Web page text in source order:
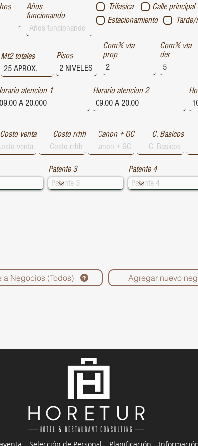
Años
funcionando
Trifasica Calle principal
Estacionamiento
Mt2 totales Pisos
Com% vta
prop
Com% vta
der
atencion 1 Horario atencion 2
Costo venta Costo rrhh Canon + GC C. Basicos
Patente 3 Patente 4
a Negocios (Todos) Agregar nuevo
– Selección de Personal – Planificación –